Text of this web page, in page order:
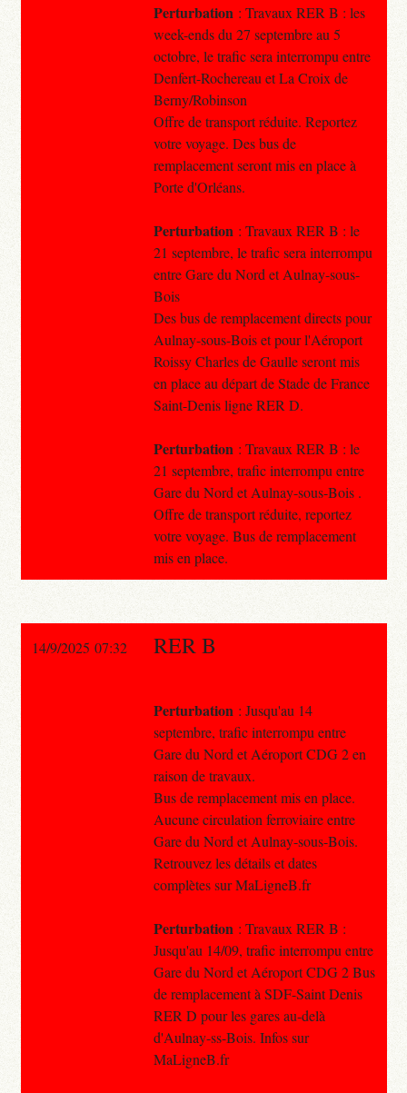
Perturbation : Travaux RER B : les
week-ends du 27 septembre au 5
octobre, le trafic sera interrompu entre
Denfert-Rochereau et La Croix de
Berny/Robinson
Offre de transport réduite. Reportez
votre voyage. Des bus de
remplacement seront mis en place à
Porte d'Orléans.
Perturbation : Travaux RER B : le
21 septembre, le trafic sera interrompu
entre Gare du Nord et Aulnay-sous-
Bois
Des bus de remplacement directs pour
Aulnay-sous-Bois et pour l'Aéroport
Roissy Charles de Gaulle seront mis
en place au départ de Stade de France
Saint-Denis ligne RER D.
Perturbation : Travaux RER B : le
21 septembre, trafic interrompu entre
Gare du Nord et Aulnay-sous-Bois .
Offre de transport réduite, reportez
votre voyage. Bus de remplacement
mis en place.
14/9/2025 07:32 RER B
Perturbation : Jusqu'au 14
septembre, trafic interrompu entre
Gare du Nord et Aéroport CDG 2 en
raison de travaux.
Bus de remplacement mis en place.
Aucune circulation ferroviaire entre
Gare du Nord et Aulnay-sous-Bois.
Retrouvez les détails et dates
complètes sur MaLigneB.fr
Perturbation : Travaux RER B :
Jusqu'au 14/09, trafic interrompu entre
Gare du Nord et Aéroport CDG 2 Bus
de remplacement à SDF-Saint Denis
RER D pour les gares au-delà
d'Aulnay-ss-Bois. Infos sur
MaLigneB.fr